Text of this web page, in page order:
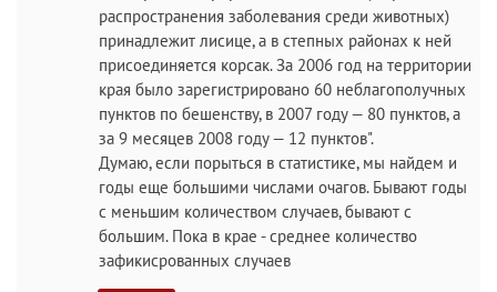
распространения заболевания среди животных)
принадлежит лисице, а в степных районах к ней
присоединяется корсак. За 2006 год на территории
края было зарегистрировано 60 неблагополучных
пунктов по бешенству, в 2007 году — 80 пунктов, а
за 9 месяцев 2008 году — 12 пунктов".
Думаю, если порыться в статистике, мы найдем и
годы еще большими числами очагов. Бывают годы
с меньшим количеством случаев, бывают с
большим. Пока в крае - среднее количество
зафикисрованных случаев